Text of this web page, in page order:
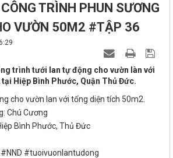
TRÌNH PHUN SƯƠNG
VƯỜN 50M2 #TẬP 36
trình tưới lan tự động cho vườn làn với
Hiệp Bình Phước, Quận Thủ Đức.
cho vườn lan với tổng diện tích 50m2.
Chú Cương
Bình Phước, Thủ Đức
#tuoivuonlantudong